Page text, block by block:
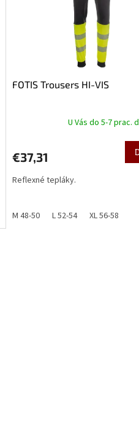
FOTIS Trousers HI-VIS
U Vás do 5-7 prac.
€37,31
Reflexné tepláky.
M 48-50 L 52-54 XL 56-58